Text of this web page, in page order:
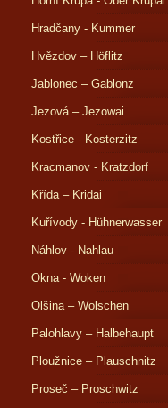
Hradčany - Kummer
Hvězdov – Höflitz
Jablonec – Gablonz
Jezová – Jezowai
Kostřice - Kosterzitz
Kracmanov - Kratzdorf
Křída – Kridai
Kuřívody - Hühnerwasser
Náhlov - Nahlau
Okna - Woken
Olšina – Wolschen
Palohlavy – Halbehaupt
Ploužnice – Plauschnitz
Proseč – Proschwitz